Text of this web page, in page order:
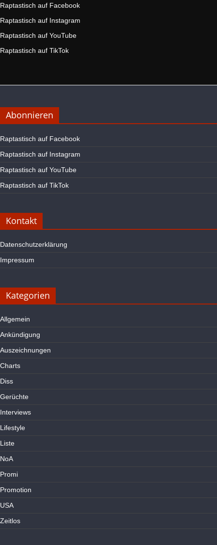
Raptastisch auf Facebook
Raptastisch auf Instagram
Raptastisch auf YouTube
Raptastisch auf TikTok
Abonnieren
Raptastisch auf Facebook
Raptastisch auf Instagram
Raptastisch auf YouTube
Raptastisch auf TikTok
Kontakt
Datenschutzerklärung
Impressum
Kategorien
Allgemein
Ankündigung
Auszeichnungen
Charts
Diss
Gerüchte
Interviews
Lifestyle
Liste
NoA
Promi
Promotion
USA
Zeitlos